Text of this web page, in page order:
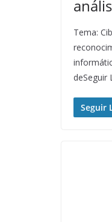
Tema:
deSeguir
Seguir